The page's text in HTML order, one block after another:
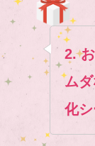
2.
ム
化シ